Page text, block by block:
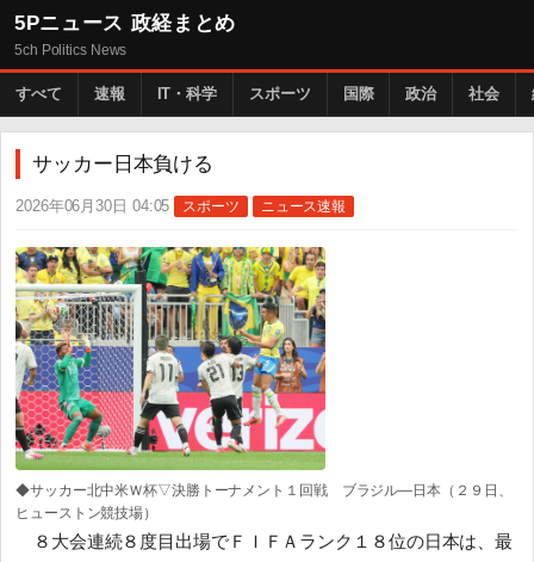
5Pニュース 政経まとめ
5ch Politics News
すべて 速報 IT・科学 スポーツ 国際 政治 社会
サッカー日本負ける
2026年06月30日 04:05 スポーツ ニュース速報
◆サッカー北中米Ｗ杯▽決勝トーナメント１回戦 ブラジル―日本（２９日、
ヒューストン競技場）
８大会連続８度目出場でＦＩＦＡランク１８位の日本は、最